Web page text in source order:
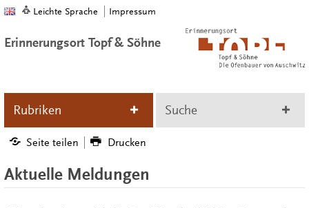
Leichte Sprache Impressum
Erinnerungsort Topf & Söhne
Rubriken Suche
Seite teilen Drucken
Aktuelle Meldungen